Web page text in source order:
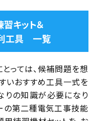
キット＆
工具 一覧
っては、候補問題を想
いおすすめ工具一式を
りの知識が必要になり
の第二種電気工事技能